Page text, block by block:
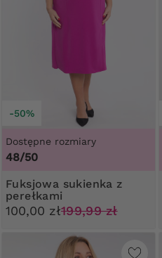
-50%
Dostępne rozmiary
48/50
Fuksjowa sukienka z
perełkami
100,00 zł199,99 zł